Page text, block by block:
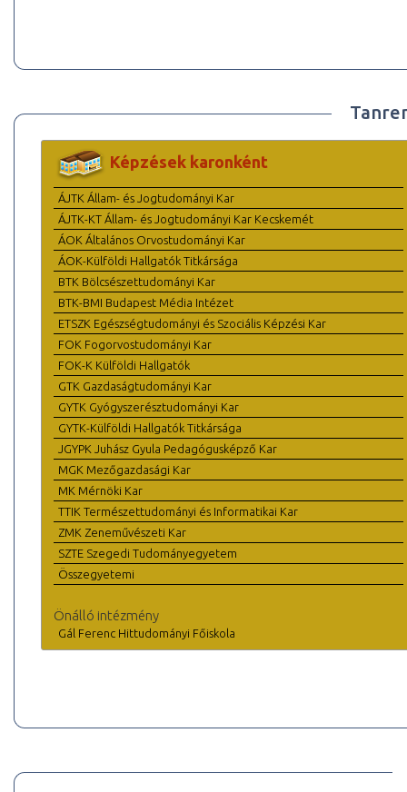
Képzések karonként
ÁJTK Állam- és Jogtudományi Kar
ÁJTK-KT Állam- és Jogtudományi Kar Kecskemét
ÁOK Általános Orvostudományi Kar
ÁOK-Külföldi Hallgatók Titkársága
BTK Bölcsészettudományi Kar
BTK-BMI Budapest Média Intézet
ETSZK Egészségtudományi és Szociális Képzési Kar
FOK Fogorvostudományi Kar
FOK-K Külföldi Hallgatók
GTK Gazdaságtudományi Kar
GYTK Gyógyszerésztudományi Kar
GYTK-Külföldi Hallgatók Titkársága
JGYPK Juhász Gyula Pedagógusképző Kar
MGK Mezőgazdasági Kar
MK Mérnöki Kar
TTIK Természettudományi és Informatikai Kar
ZMK Zeneművészeti Kar
SZTE Szegedi Tudományegyetem
Összegyetemi
Önálló intézmény
Gál Ferenc Hittudományi Főiskola